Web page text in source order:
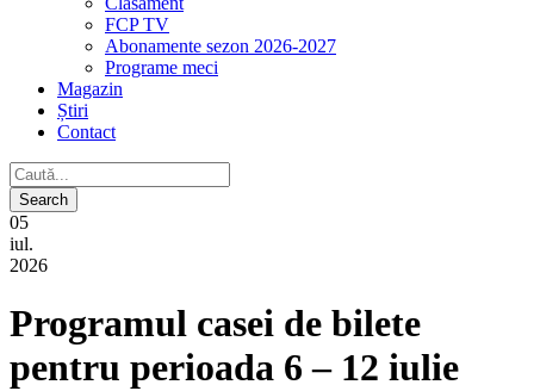
FCP TV
Abonamente sezon 2026-2027
Programe meci
Magazin
Știri
Contact
05
iul.
2026
Programul casei de bilete
pentru perioada 6 – 12 iulie